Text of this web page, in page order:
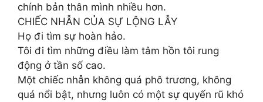
chính bản thân mình nhiều hơn.
CHIẾC NHẪN CỦA SỰ LỘNG LẪY
Họ đi tìm sự hoàn hảo.
Tôi đi tìm những điều làm tâm hồn tôi rung
động ở tần số cao.
Một chiếc nhẫn không quá phô trương, không
quá nổi bật, nhưng luôn có một sự quyến rũ khó